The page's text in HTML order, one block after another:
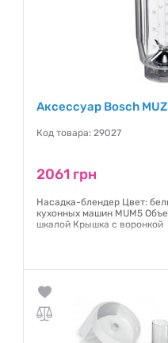
Аксессуар Bosch
Код товара: 29027
2061 грн
Насадка-блендер Цвет:
кухонных машин MUM5
шкалой Крышка с воронкой